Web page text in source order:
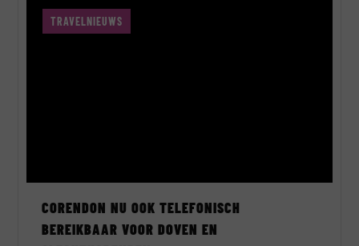
TRAVELNIEUWS
CORENDON NU OOK TELEFONISCH
BEREIKBAAR VOOR DOVEN EN